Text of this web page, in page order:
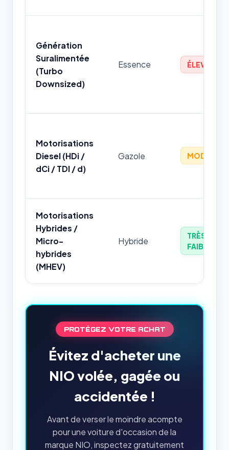
Génération
Suralimentée
(Turbo
Downsized)
Essence ÉLEVÉ
Motorisations
Diesel (HDi /
dCi / TDI / d)
Gazole MODÉRÉ
Motorisations
Hybrides /
Micro-
hybrides
(MHEV)
Hybride
TRÈS
FAIBLE
PROTÉGEZ VOTRE ACHAT
Évitez d'acheter une
NIO volée, gagée ou
accidentée !
Avant de verser le moindre acompte
pour une voiture d'occasion de la
marque NIO, inspectez gratuitement